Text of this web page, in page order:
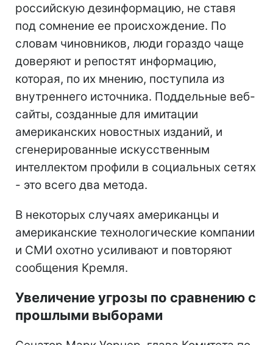
российскую дезинформацию, не ставя
под сомнение ее происхождение. По
словам чиновников, люди гораздо чаще
доверяют и репостят информацию,
которая, по их мнению, поступила из
внутреннего источника. Поддельные веб-
сайты, созданные для имитации
американских новостных изданий, и
сгенерированные искусственным
интеллектом профили в социальных сетях
- это всего два метода.
В некоторых случаях американцы и
американские технологические компании
и СМИ охотно усиливают и повторяют
сообщения Кремля.
Увеличение угрозы по сравнению с
прошлыми выборами